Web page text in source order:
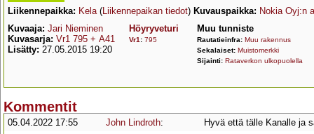
Liikennepaikka: Kela(Liikennepaikan tiedot) Kuvauspaikka: Nokia Oyj:n
Kuvaaja: Jari Nieminen
Kuvasarja: Vr1 795 +​ A41
Lisätty: 27.05.2015 19:20
Höyryveturi
Vr1 : 795
Muu tunniste
Rautatieinfra: Muu rakennus
Sekalaiset: Muistomerkki
Sijainti: Rataverkon ulkopuolella
Kommentit
05.04.2022 17:55 John Lindroth:
Hyvä että tälle Kanalle ja